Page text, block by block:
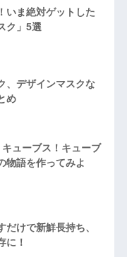
いま絶対ゲットした
ク」5選
、デザインマスクな
め
ューブス！キューブ
物語を作ってみよ
けで新鮮長持ち、
に！